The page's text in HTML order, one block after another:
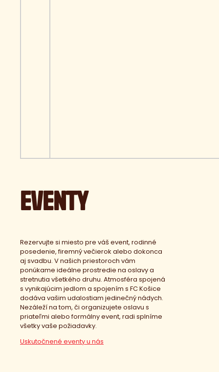
EVENTY
Rezervujte si miesto pre váš event, rodinné
posedenie, firemný večierok alebo dokonca
aj svadbu. V našich priestoroch vám
ponúkame ideálne prostredie na oslavy a
stretnutia všetkého druhu. Atmosféra spojená
s vynikajúcim jedlom a spojením s FC Košice
dodáva vašim udalostiam jedinečný nádych.
Nezáleží na tom, či organizujete oslavu s
priateľmi alebo formálny event, radi splníme
všetky vaše požiadavky.
Uskutočnené eventy u nás